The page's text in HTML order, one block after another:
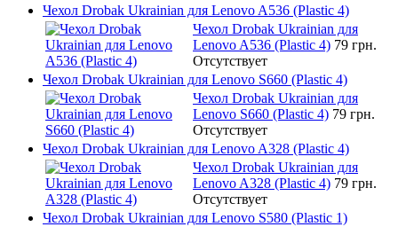
Чехол Drobak Ukrainian для Lenovo A536 (Plastic 4)
Чехол Drobak Ukrainian для
Lenovo A536 (Plastic 4) 79 грн.
Отсутствует
Чехол Drobak Ukrainian для Lenovo S660 (Plastic 4)
Чехол Drobak Ukrainian для
Lenovo S660 (Plastic 4) 79 грн.
Отсутствует
Чехол Drobak Ukrainian для Lenovo A328 (Plastic 4)
Чехол Drobak Ukrainian для
Lenovo A328 (Plastic 4) 79 грн.
Отсутствует
Чехол Drobak Ukrainian для Lenovo S580 (Plastic 1)